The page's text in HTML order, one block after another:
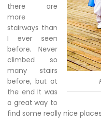
there are
more
stairways than
I ever seen
before. Never
climbed so
many stairs
before, but at
the end It was
a great way to
find some really nice